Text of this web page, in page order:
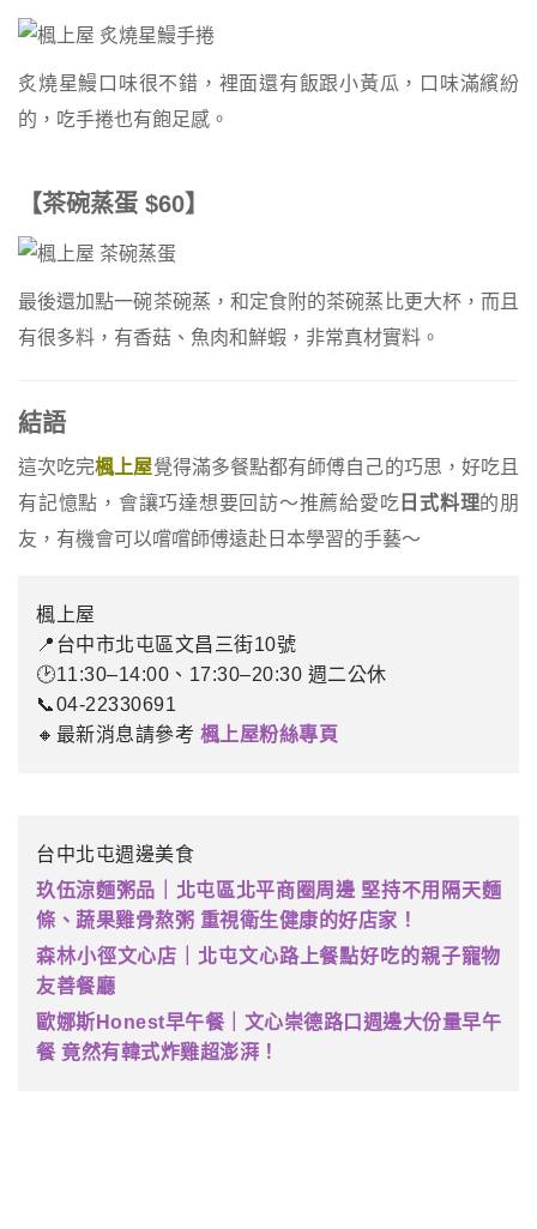
炙燒星鰻口味很不錯，裡面還有飯跟小黃瓜，口味滿繽紛
的，吃手捲也有飽足感。
【茶碗蒸蛋 $60】
最後還加點一碗茶碗蒸，和定食附的茶碗蒸比更大杯，而且
有很多料，有香菇、魚肉和鮮蝦，非常真材實料。
結語
這次吃完楓上屋覺得滿多餐點都有師傅自己的巧思，好吃且
有記憶點，會讓巧達想要回訪～推薦給愛吃 日式料理的朋
友，有機會可以嚐嚐師傅遠赴日本學習的手藝～
楓上屋
📍台中市北屯區文昌三街10號
🕑11:30–14:00、17:30–20:30 週二公休
📞04-22330691
🔸最新消息請參考 楓上屋粉絲專頁
台中北屯週邊美食
玖伍涼麵粥品｜北屯區北平商圈周邊 堅持不用隔天麵
條、蔬果雞骨熬粥 重視衛生健康的好店家！
森林小徑文心店｜北屯文心路上餐點好吃的親子寵物
友善餐廳
歐娜斯Honest早午餐｜文心崇德路口週邊大份量早午
餐 竟然有韓式炸雞超澎湃！